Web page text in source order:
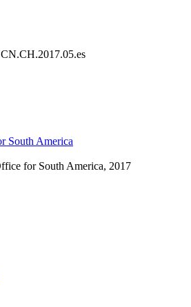
South America
for South America, 2017